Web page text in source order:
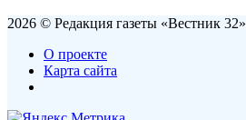
2026 © Редакция газеты «Вестник 32»
О проекте
Карта сайта